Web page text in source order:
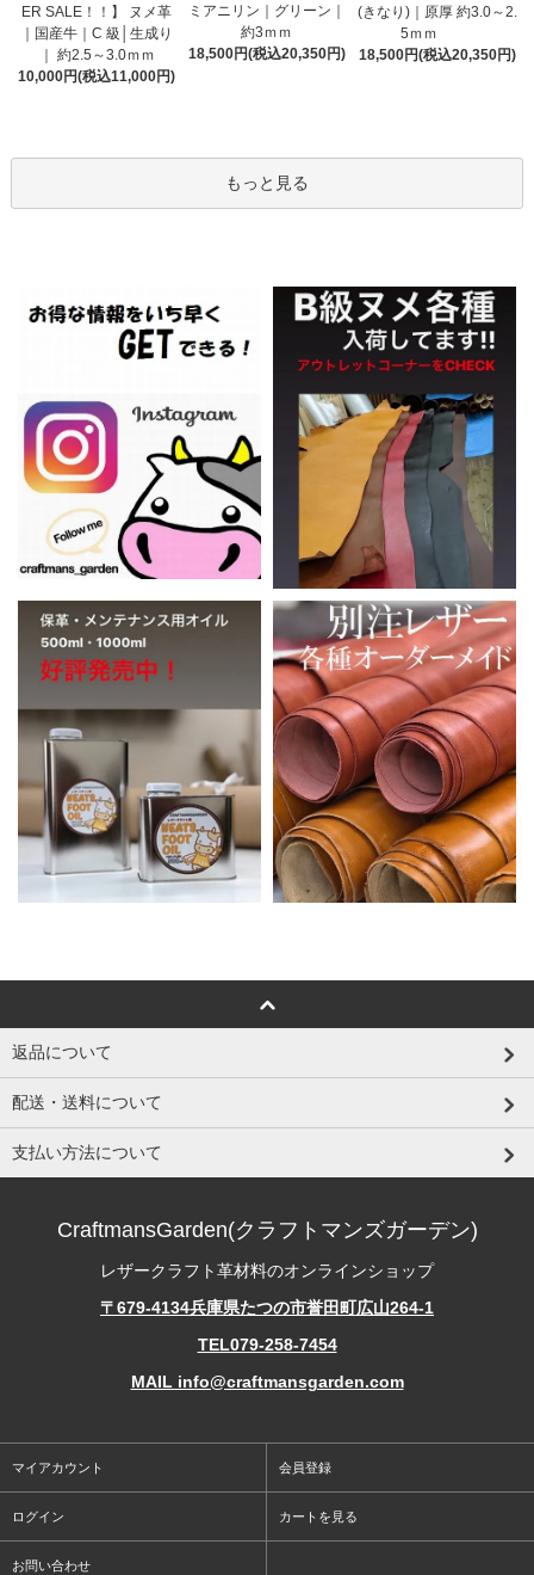
ER SALE！！】 ヌメ革
｜国産牛｜C 級│生成り
｜ 約2.5～3.0ｍｍ
10,000円(税込11,000円)
ミアニリン｜グリーン｜
約3ｍｍ
18,500円(税込20,350円)
(きなり)｜原厚 約3.0～2.
5ｍｍ
18,500円(税込20,350円)
もっと見る
返品について
配送・送料について
支払い方法について
CraftmansGarden(クラフトマンズガーデン)
レザークラフト革材料のオンラインショップ
〒679-4134兵庫県たつの市誉田町広山264-1
TEL079-258-7454
MAIL info@craftmansgarden.com
マイアカウント 会員登録
ログイン カートを見る
お問い合わせ